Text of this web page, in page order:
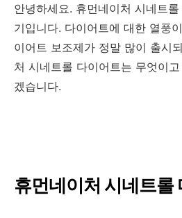
안녕하세요. 휴먼네이처 시네트
기입니다. 다이어트에 대한 열풍
이어트 보조제가 정말 많이 출시
처 시네트롤 다이어트는 무엇이
겠습니다.
휴먼네이처 시네트롤